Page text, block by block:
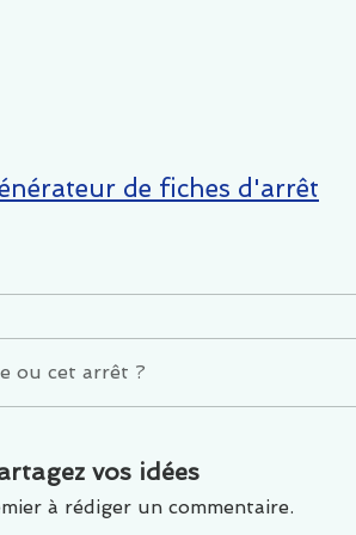
de fiches d'arrêt
ou cet arrêt ?
vos idées
à rédiger un commentaire.